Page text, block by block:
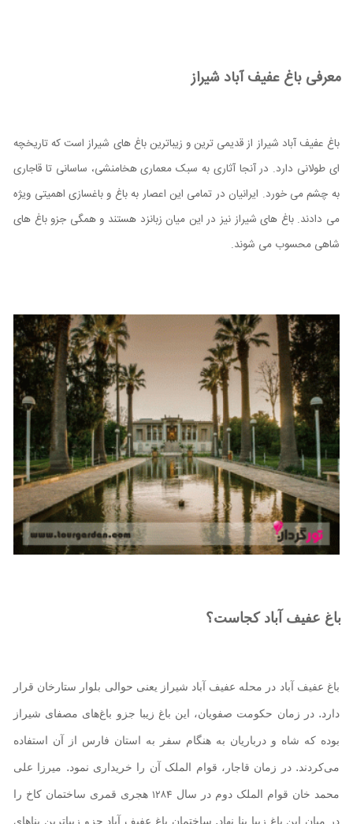
معرفی باغ عفیف آباد شیراز
باغ عفیف آباد شیراز از قدیمی ترین و زیباترین باغ های شیراز است که تاریخچه
ای طولانی دارد. در آنجا آثاری به سبک معماری هخامنشی، ساسانی تا قاجاری
به چشم می خورد. ایرانیان در تمامی این اعصار به باغ و باغسازی اهمیتی ویژه
می دادند. باغ های شیراز نیز در این میان زبانزد هستند و همگی جزو باغ های
شاهی محسوب می شوند.
باغ عفیف آباد کجاست؟
باغ عفیف آباد در محله عفیف آباد شیراز یعنی حوالی بلوار ستارخان قرار
دارد. در زمان حکومت صفویان، این باغ زیبا جزو باغ‌های مصفای شیراز
بوده که شاه و درباریان به هنگام سفر به استان فارس از آن استفاده
می‌کردند. در زمان قاجار، قوام الملک آن را خریداری نمود. میرزا علی
محمد خان قوام الملک دوم در سال ۱۲۸۴هجری قمری ساختمان کاخ را
در میان این باغ زیبا بنا نهاد. ساختمان باغ عفیف آباد جزو زیباترین بناهای